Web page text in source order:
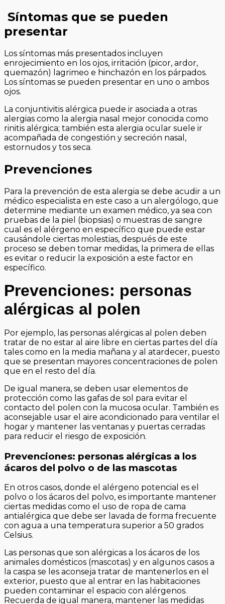
Síntomas que se pueden
presentar
Los síntomas más presentados incluyen
enrojecimiento en los ojos, irritación (picor, ardor,
quemazón) lagrimeo e hinchazón en los párpados.
Los síntomas se pueden presentar en uno o ambos
ojos.
La conjuntivitis alérgica puede ir asociada a otras
alergias como la alergia nasal mejor conocida como
rinitis alérgica; también esta alergia ocular suele ir
acompañada de congestión y secreción nasal,
estornudos y tos seca.
Prevenciones
Para la prevención de esta alergia se debe acudir a un
médico especialista en este caso a un alergólogo, que
determine mediante un examen médico, ya sea con
pruebas de la piel (biopsias) o muestras de sangre
cual es el alérgeno en específico que puede estar
causándole ciertas molestias, después de este
proceso se deben tomar medidas, la primera de ellas
es evitar o reducir la exposición a este factor en
específico.
Prevenciones: personas
alérgicas al polen
Por ejemplo, las personas alérgicas al polen deben
tratar de no estar al aire libre en ciertas partes del día
tales como en la media mañana y al atardecer, puesto
que se presentan mayores concentraciones de polen
que en el resto del día.
De igual manera, se deben usar elementos de
protección como las gafas de sol para evitar el
contacto del polen con la mucosa ocular. También es
aconsejable usar el aire acondicionado para ventilar el
hogar y mantener las ventanas y puertas cerradas
para reducir el riesgo de exposición.
Prevenciones: personas alérgicas a los
ácaros del polvo o de las mascotas
En otros casos, donde el alérgeno potencial es el
polvo o los ácaros del polvo, es importante mantener
ciertas medidas como el uso de ropa de cama
antialérgica que debe ser lavada de forma frecuente
con agua a una temperatura superior a 50 grados
Celsius.
Las personas que son alérgicas a los ácaros de los
animales domésticos (mascotas) y en algunos casos a
la caspa se les aconseja tratar de mantenerlos en el
exterior, puesto que al entrar en las habitaciones
pueden contaminar el espacio con alérgenos.
Recuerda de igual manera, mantener las medidas